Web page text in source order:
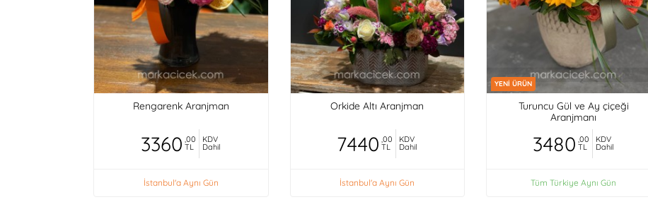
Rengarenk Aranjman
3360 ,00
TL
KDV
Dahil
İstanbul'a Aynı Gün
Orkide Altı Aranjman
7440 ,00
TL
KDV
Dahil
İstanbul'a Aynı Gün
YENİ ÜRÜN
Turuncu Gül ve Ay çiçeği
Aranjmanı
3480 ,00
TL
KDV
Dahil
Tüm Türkiye Aynı Gün